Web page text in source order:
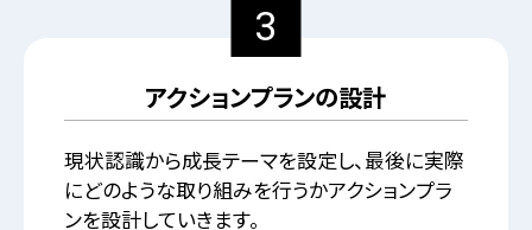
3
アクションプランの設計
現状認識から成長テーマを設定し、最後に実際
にどのような取り組みを行うかアクションプラ
ンを設計していきます。